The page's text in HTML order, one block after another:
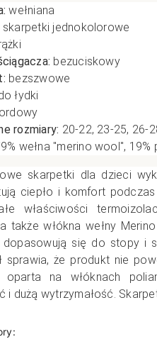
Sportowe
wełniana
skarpetki jednokolorowe
bezuciskowy
bezszwowe
łydki
rozmiary: 20-22, 23-25, 26-
wełna "merino wool", 19%
skarpetki dla dzieci
ciepło i komfort
właściwości
także włókna wełny
dopasowują się do stopy i
sprawia, że produkt nie
oparta na włóknach
i dużą wytrzymałość.